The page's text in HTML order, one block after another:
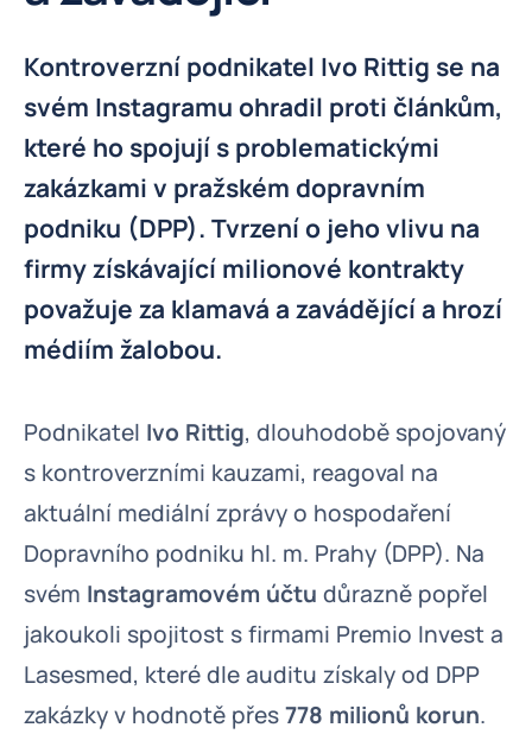
Kontroverzní podnikatel Ivo Rittig se na
svém Instagramu ohradil proti článkům,
které ho spojují s problematickými
zakázkami v pražském dopravním
podniku (DPP). Tvrzení o jeho vlivu na
firmy získávající milionové kontrakty
považuje za klamavá a zavádějící a hrozí
médiím žalobou.
Podnikatel Ivo Rittig, dlouhodobě spojovaný
s kontroverzními kauzami, reagoval na
aktuální mediální zprávy o hospodaření
Dopravního podniku hl. m. Prahy (DPP). Na
svém Instagramovém účtu důrazně popřel
jakoukoli spojitost s firmami Premio Invest a
Lasesmed, které dle auditu získaly od DPP
zakázky v hodnotě přes778 milionů korun.